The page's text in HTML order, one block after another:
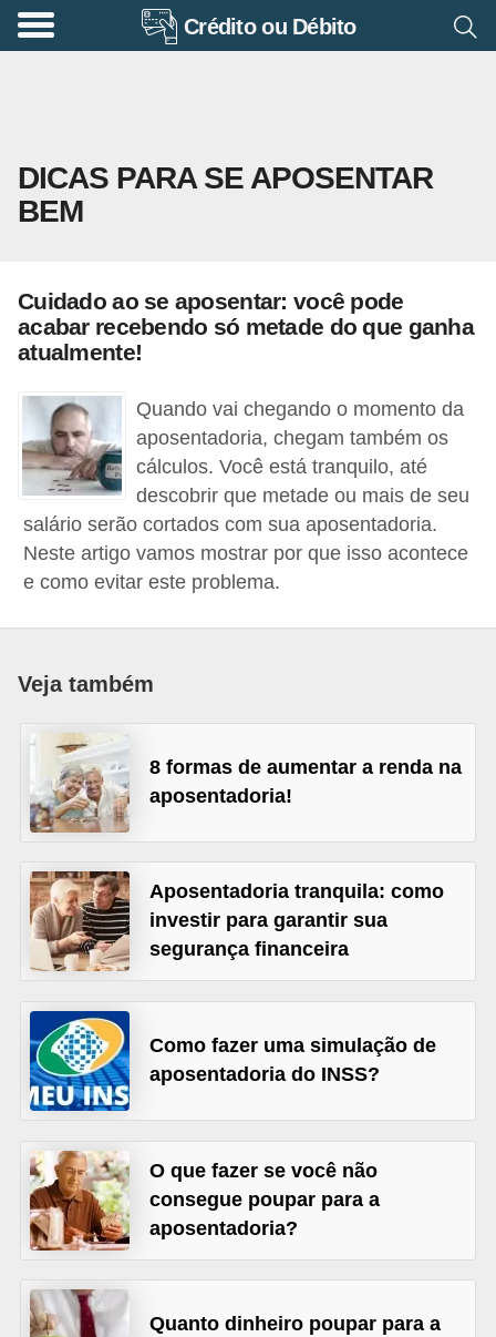
Crédito ou Débito
DICAS PARA SE APOSENTAR
BEM
Cuidado ao se aposentar: você pode
acabar recebendo só metade do que ganha
atualmente!
Quando vai chegando o momento da
aposentadoria, chegam também os
cálculos. Você está tranquilo, até
descobrir que metade ou mais de seu
salário serão cortados com sua aposentadoria.
Neste artigo vamos mostrar por que isso acontece
e como evitar este problema.
Veja também
8 formas de aumentar a renda na
aposentadoria!
Aposentadoria tranquila: como
investir para garantir sua
segurança financeira
Como fazer uma simulação de
aposentadoria do INSS?
O que fazer se você não
consegue poupar para a
aposentadoria?
Quanto dinheiro poupar para a
A
e
n
d
o
a
B
a
n
c
o
e
n
s
t
t
u
i
õ
e
s
i
n
a
n
c
e